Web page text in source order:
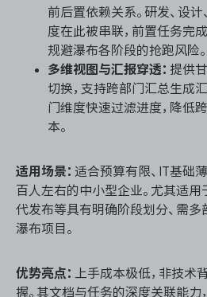
前后置依赖关系。研发、设
度在此被串联，前置任务完
规避瀑布各阶段的抢跑风险。
多维视图与汇报穿透： 提供
切换，支持跨部门汇总生成
门维度快速过滤进度，降低
本。
适用场景： 适合预算有限、IT基础
百人左右的中小型企业。尤其适用
代发布等具有明确阶段划分、需
瀑布项目。
优势亮点：
上手成本极低，非技术
握。其文档与任务的深度关联能力